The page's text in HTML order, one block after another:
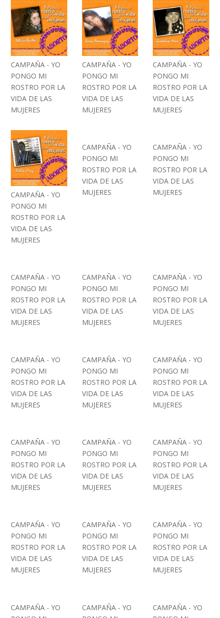
CAMPAÑA - YO
PONGO MI
ROSTRO POR LA
VIDA DE LAS
MUJERES
CAMPAÑA - YO
PONGO MI
ROSTRO POR LA
VIDA DE LAS
MUJERES
CAMPAÑA - YO
PONGO MI
ROSTRO POR LA
VIDA DE LAS
MUJERES
CAMPAÑA - YO
PONGO MI
ROSTRO POR LA
VIDA DE LAS
MUJERES
CAMPAÑA - YO
PONGO MI
ROSTRO POR LA
VIDA DE LAS
MUJERES
CAMPAÑA - YO
PONGO MI
ROSTRO POR LA
VIDA DE LAS
MUJERES
CAMPAÑA - YO
PONGO MI
ROSTRO POR LA
VIDA DE LAS
MUJERES
CAMPAÑA - YO
PONGO MI
ROSTRO POR LA
VIDA DE LAS
MUJERES
CAMPAÑA - YO
PONGO MI
ROSTRO POR LA
VIDA DE LAS
MUJERES
CAMPAÑA - YO
PONGO MI
ROSTRO POR LA
VIDA DE LAS
MUJERES
CAMPAÑA - YO
PONGO MI
ROSTRO POR LA
VIDA DE LAS
MUJERES
CAMPAÑA - YO
PONGO MI
ROSTRO POR LA
VIDA DE LAS
MUJERES
CAMPAÑA - YO
PONGO MI
ROSTRO POR LA
VIDA DE LAS
MUJERES
CAMPAÑA - YO
PONGO MI
ROSTRO POR LA
VIDA DE LAS
MUJERES
CAMPAÑA - YO
PONGO MI
ROSTRO POR LA
VIDA DE LAS
MUJERES
CAMPAÑA - YO
PONGO MI
ROSTRO POR LA
VIDA DE LAS
MUJERES
CAMPAÑA - YO
PONGO MI
ROSTRO POR LA
VIDA DE LAS
MUJERES
CAMPAÑA - YO
PONGO MI
ROSTRO POR LA
VIDA DE LAS
MUJERES
CAMPAÑA - YO
CAMPAÑA - YO
CAMPAÑA - YO